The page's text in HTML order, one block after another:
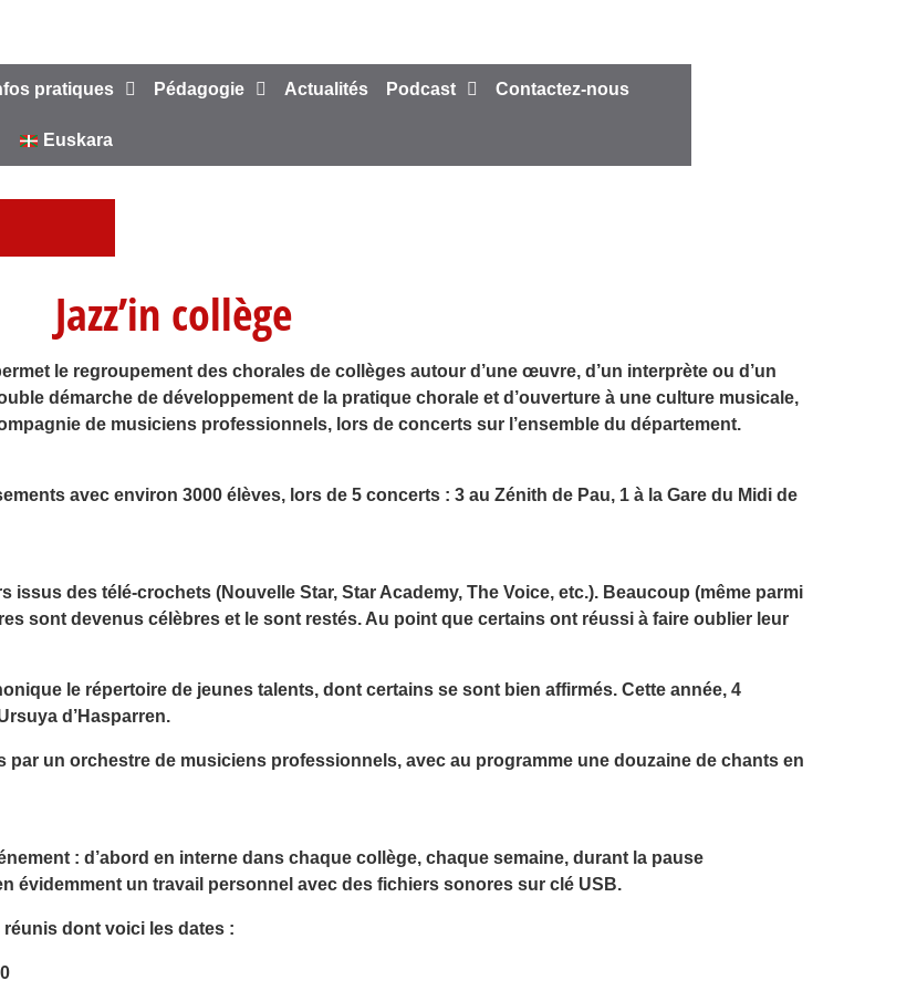
pratiques Pédagogie Actualités Podcast Contactez-nous
Euskara
Jazz’in collège
le regroupement des chorales de collèges autour d’une œuvre, d’un interprète ou d’un
démarche de développement de la pratique chorale et d’ouverture à une culture musicale,
de musiciens professionnels, lors de concerts sur l’ensemble du département.
avec environ 3000 élèves, lors de 5 concerts : 3 au Zénith de Pau, 1 à la Gare du Midi de
issus des télé-crochets (Nouvelle Star, Star Academy, The Voice, etc.). Beaucoup (même parmi
sont devenus célèbres et le sont restés. Au point que certains ont réussi à faire oublier leur
le répertoire de jeunes talents, dont certains se sont bien affirmés. Cette année, 4
d’Hasparren.
un orchestre de musiciens professionnels, avec au programme une douzaine de chants en
: d’abord en interne dans chaque collège, chaque semaine, durant la pause
évidemment un travail personnel avec des fichiers sonores sur clé USB.
dont voici les dates :